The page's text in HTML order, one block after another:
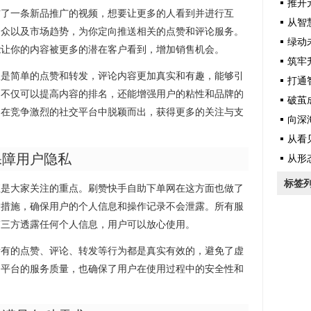
一条新品推广的视频，想要让更多的人看到并进行互
以及市场趋势，为你定向推送相关的点赞和评论服务。
你的内容被更多的潜在客户看到，增加销售机会。
简单的点赞和转发，评论内容更加真实和有趣，能够引
仅可以提高内容的排名，还能增强用户的粘性和品牌的
竞争激烈的社交平台中脱颖而出，获得更多的关注与支
用户隐私
大家关注的重点。刷赞快手自助下单网在这方面也做了
施，确保用户的个人信息和操作记录不会泄露。所有服
方透露任何个人信息，用户可以放心使用。
的点赞、评论、转发等行为都是真实有效的，避免了虚
台的服务质量，也确保了用户在使用过程中的安全性和
推开元
从智慧
绿动未
筑牢
打通智
破茧
向深
从看
从形
标签